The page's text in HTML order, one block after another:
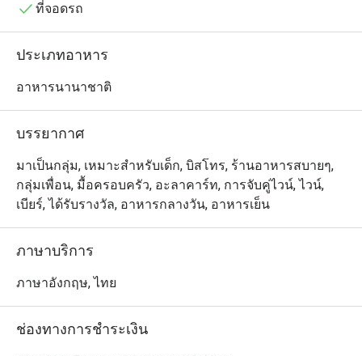
ที่จอดรถ
ประเภทอาหาร
อาหารนานาชาติ
บรรยากาศ
มาเป็นกลุ่ม, เหมาะสำหรับเด็ก, บิสโทร, ร้านอาหารสบายๆ,
กลุ่มเพื่อน, มื้อครอบครัว, อะลาคาร์ท, การจับคู่ไวน์, ไวน์,
เบียร์, ได้รับรางวัล, อาหารกลางวัน, อาหารเย็น
ภาษาบริการ
ภาษาอังกฤษ, ไทย
ช่องทางการชำระเงิน